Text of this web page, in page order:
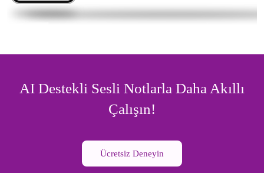
AI Destekli Sesli Notlarla Daha Akıllı
Çalışın!
Ücretsiz Deneyin